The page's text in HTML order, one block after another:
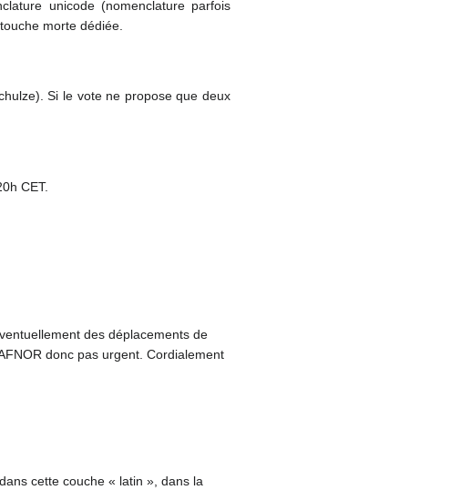
unicode (nomenclature parfois
morte dédiée.
Si le vote ne propose que deux
CET.
des déplacements de
donc pas urgent. Cordialement
cette couche « latin », dans la